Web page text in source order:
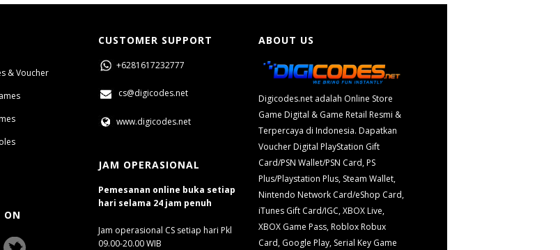
& Voucher
ON
CUSTOMER SUPPORT
+6281617232777
cs@digicodes.net
www.digicodes.net
JAM OPERASIONAL
Pemesanan online buka setiap
hari selama 24 jam penuh
Jam operasional CS setiap hari Pkl
09.00-20.00 WIB
ABOUT US
Digicodes.net adalah Online Store
Game Digital & Game Retail Resmi &
Terpercaya di Indonesia. Dapatkan
Voucher Digital PlayStation Gift
Card/PSN Wallet/PSN Card, PS
Plus/Playstation Plus, Steam Wallet,
Nintendo Network Card/eShop Card,
iTunes Gift Card/IGC, XBOX Live,
XBOX Game Pass, Roblox Robux
Card, Google Play, Serial Key Game